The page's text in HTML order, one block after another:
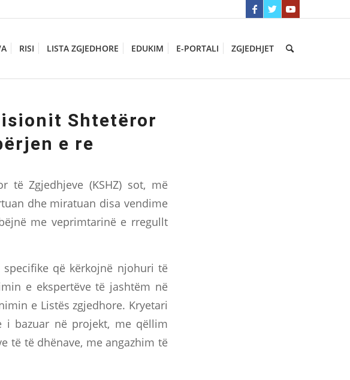
RISI LISTA ZGJEDHORE EDUKIM E-PORTALI ZGJEDHJET
Shtetëror
e re
të Zgjedhjeve (KSHZ) sot, më
dhe miratuan disa vendime
me veprimtarinë e rregullt
që kërkojnë njohuri të
e ekspertëve të jashtëm në
e Listës zgjedhore. Kryetari
i bazuar në projekt, me qëllim
të të dhënave, me angazhim të